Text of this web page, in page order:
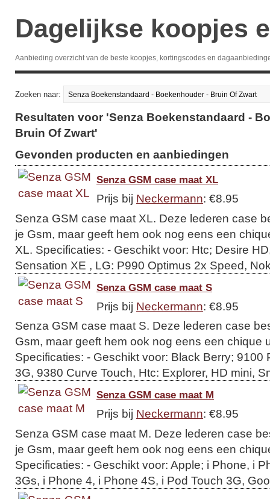
Dagelijkse koopjes
Aanbieding overzicht van de beste koopjes, kortingscodes en
Zoeken naar:
Resultaten voor 'Senza Boekenstandaard -
Bruin Of Zwart'
Gevonden producten en aanbiedingen
Senza GSM case maat XL
Prijs bij Neckermann: €8.95
Senza GSM case maat XL. Deze lederen case
je Gsm, maar geeft hem ook nog eens een
XL. Specificaties: - Geschikt voor: Htc; Desire
Sensation XE , LG: P990 Optimus 2x Speed,
Senza GSM case maat S
Prijs bij Neckermann: €8.95
Senza GSM case maat S. Deze lederen case
Gsm, maar geeft hem ook nog eens een chique
Specificaties: - Geschikt voor: Black Berry; 9100
3G, 9380 Curve Touch, Htc: Explorer, HD mini,
Senza GSM case maat M
Prijs bij Neckermann: €8.95
Senza GSM case maat M. Deze lederen case
je Gsm, maar geeft hem ook nog eens een
Specificaties: - Geschikt voor: Apple; i Phone, i
3Gs, i Phone 4, i Phone 4S, i Pod Touch 3G,